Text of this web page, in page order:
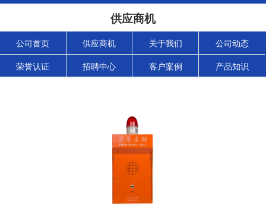
供应商机
公司首页 供应商机 关于我们 公司动态
荣誉认证 招聘中心 客户案例 产品知识